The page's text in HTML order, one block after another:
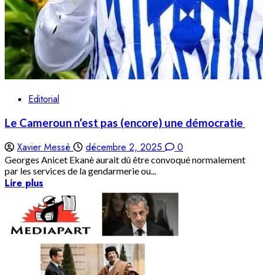
Editorial
Le Cameroun n’est pas (encore) une démocratie
Xavier Messè décembre 2, 2025 0
Georges Anicet Ekanè aurait dû être convoqué normalement
par les services de la gendarmerie ou...
Lire plus